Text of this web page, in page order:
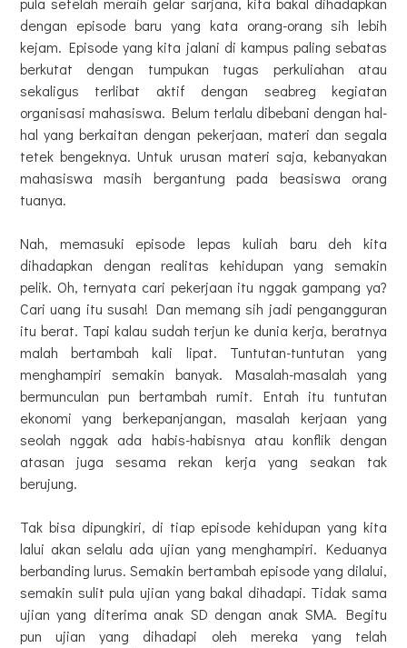
dengan episode baru yang kata orang-orang sih lebih
kejam. Episode yang kita jalani di kampus paling sebatas
berkutat dengan tumpukan tugas perkuliahan atau
sekaligus terlibat aktif dengan seabreg kegiatan
organisasi mahasiswa. Belum terlalu dibebani dengan hal-
hal yang berkaitan dengan pekerjaan, materi dan segala
tetek bengeknya. Untuk urusan materi saja, kebanyakan
mahasiswa masih bergantung pada beasiswa orang
tuanya.
Nah, memasuki episode lepas kuliah baru deh kita
dihadapkan dengan realitas kehidupan yang semakin
pelik. Oh, ternyata cari pekerjaan itu nggak gampang ya?
Cari uang itu susah! Dan memang sih jadi pengangguran
itu berat. Tapi kalau sudah terjun ke dunia kerja, beratnya
malah bertambah kali lipat. Tuntutan-tuntutan yang
menghampiri semakin banyak. Masalah-masalah yang
bermunculan pun bertambah rumit. Entah itu tuntutan
ekonomi yang berkepanjangan, masalah kerjaan yang
seolah nggak ada habis-habisnya atau konflik dengan
atasan juga sesama rekan kerja yang seakan tak
berujung.
Tak bisa dipungkiri, di tiap episode kehidupan yang kita
lalui akan selalu ada ujian yang menghampiri. Keduanya
berbanding lurus. Semakin bertambah episode yang dilalui,
semakin sulit pula ujian yang bakal dihadapi. Tidak sama
ujian yang diterima anak SD dengan anak SMA. Begitu
pun ujian yang dihadapi oleh mereka yang telah